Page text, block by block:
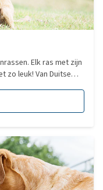
Elk ras met zijn
zo leuk! Van Duitse
formaat. Dit zegt
en dus ook niet of